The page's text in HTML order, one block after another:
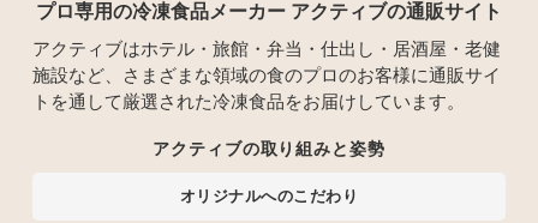
プロ専用の冷凍食品メーカー アクティブの通販サイト
アクティブはホテル・旅館・弁当・仕出し・居酒屋・老健
施設など、さまざまな領域の食のプロのお客様に通販サイ
トを通して厳選された冷凍食品をお届けしています。
アクティブの取り組みと姿勢
オリジナルへのこだわり